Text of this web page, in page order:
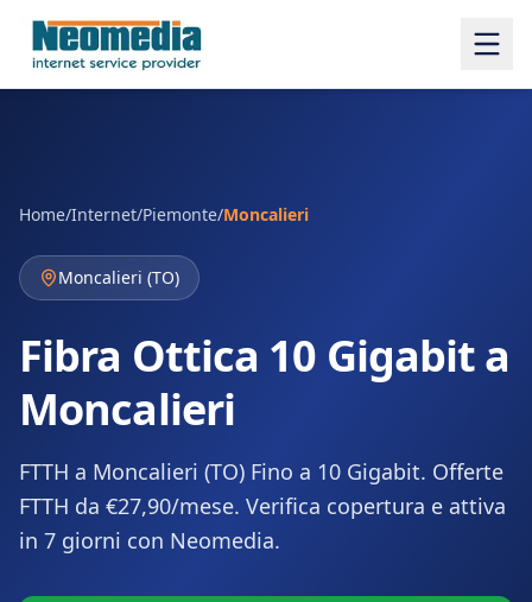
Home/Internet/Piemonte/Moncalieri
Moncalieri (TO)
Fibra Ottica 10 Gigabit a
Moncalieri
FTTH a Moncalieri (TO) Fino a 10 Gigabit. Offerte
FTTH da €27,90/mese. Verifica copertura e attiva
in 7 giorni con Neomedia.